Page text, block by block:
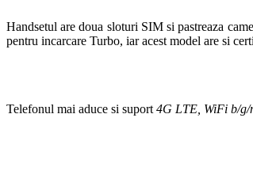
Handsetul are doua sloturi SIM si pastreaza
pentru incarcare Turbo, iar acest model are si
Telefonul mai aduce si suport 4G LTE, WiFi b/g/